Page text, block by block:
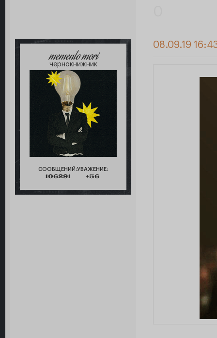
memento mori
чернокнижник
СООБЩЕНИЙ:
106291
УВАЖЕНИЕ:
+56
08.09.19